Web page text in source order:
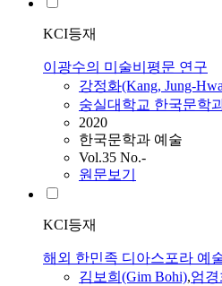
KCI등재
이광수의 미술비평문 연구
강정화(Kang, Jung-
숭실대학교 한국문학
2020
한국문학과 예술
Vol.35 No.-
원문보기
KCI등재
해외 한민족 디아스포라 예
김보희(Gim Bohi),엄